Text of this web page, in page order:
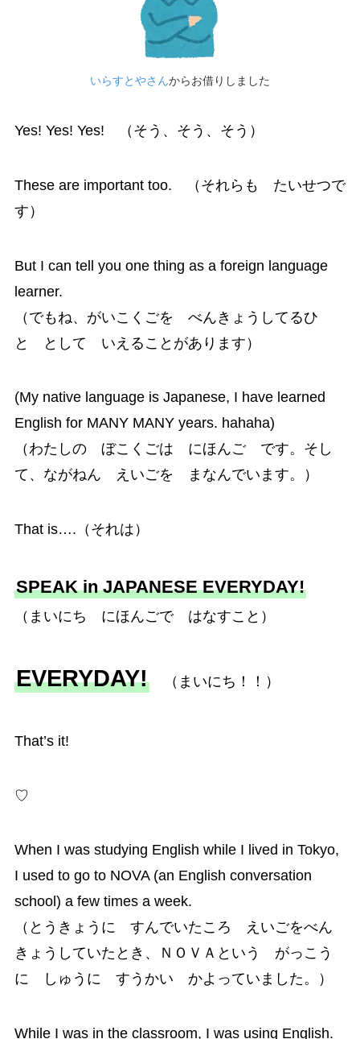
いらすとやさんからお借りしました
Yes! Yes! Yes! （そう、そう、そう）
These are important too. （それらも たいせつで
す）
But I can tell you one thing as a foreign language
learner.
（でもね、がいこくごを べんきょうしてるひ
と として いえることがあります）
(My native language is Japanese, I have learned
English for MANY MANY years. hahaha)
（わたしの ぼこくごは にほんご です。そし
て、ながねん えいごを まなんでいます。）
That is….（それは）
SPEAK in JAPANESE EVERYDAY!
（まいにち にほんごで はなすこと）
EVERYDAY!（まいにち！！）
That’s it!
♡
When I was studying English while I lived in Tokyo,
I used to go to NOVA (an English conversation
school) a few times a week.
（とうきょうに すんでいたころ えいごをべん
きょうしていたとき、ＮＯＶＡという がっこう
に しゅうに すうかい かよっていました。）
While I was in the classroom, I was using English.